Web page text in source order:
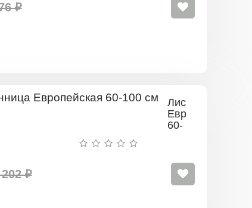
₽
Лиственница
Европейская
60-
₽